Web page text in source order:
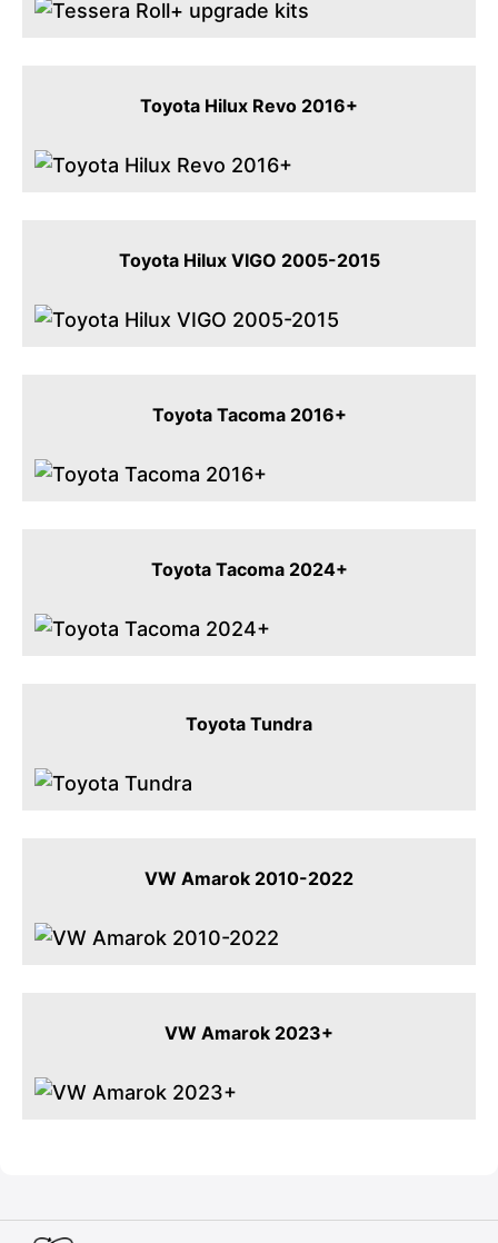
Toyota Hilux Revo 2016+
Toyota Hilux VIGO 2005-2015
Toyota Tacoma 2016+
Toyota Tacoma 2024+
Toyota Tundra
VW Amarok 2010-2022
VW Amarok 2023+